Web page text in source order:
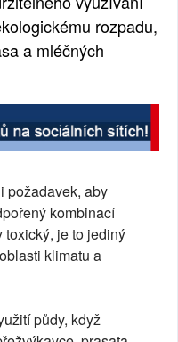
rozpadu,
a mléčných
požadavek, aby
kombinací
je to jediný
klimatu a
půdy, když